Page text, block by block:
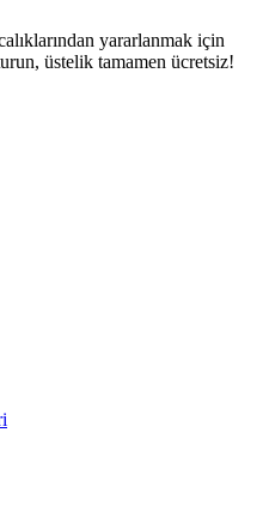
yararlanmak için
üstelik tamamen ücretsiz!